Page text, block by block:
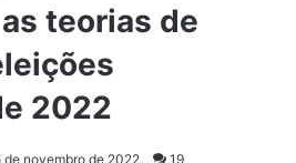
teorias de
2022
de novembro de 2022 19